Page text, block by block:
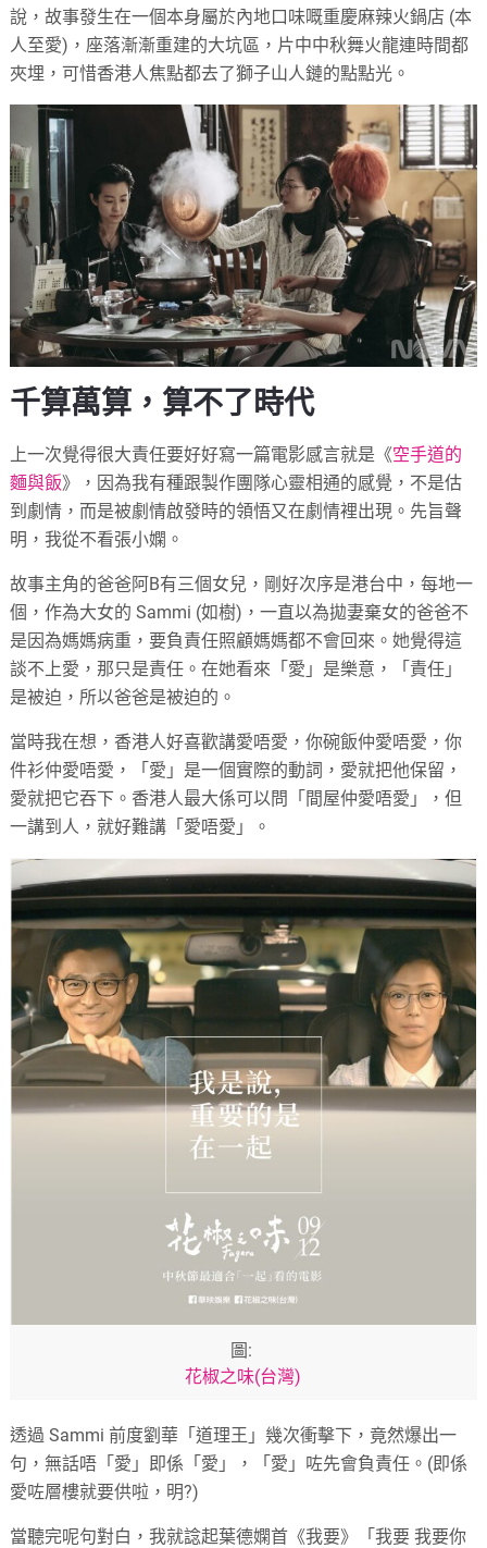
說，故事發生在一個本身屬於內地口味嘅重慶麻辣火鍋店 (本
人至愛)，座落漸漸重建的大坑區，片中中秋舞火龍連時間都
夾埋，可惜香港人焦點都去了獅子山人鏈的點點光。
千算萬算，算不了時代
上一次覺得很大責任要好好寫一篇電影感言就是《空手道的
麵與飯》，因為我有種跟製作團隊心靈相通的感覺，不是估
到劇情，而是被劇情啟發時的領悟又在劇情裡出現。先旨聲
明，我從不看張小嫻。
故事主角的爸爸阿B有三個女兒，剛好次序是港台中，每地一
個，作為大女的 Sammi (如樹)，一直以為拋妻棄女的爸爸不
是因為媽媽病重，要負責任照顧媽媽都不會回來。她覺得這
談不上愛，那只是責任。在她看來「愛」是樂意，「責任」
是被迫，所以爸爸是被迫的。
當時我在想，香港人好喜歡講愛唔愛，你碗飯仲愛唔愛，你
件衫仲愛唔愛，「愛」是一個實際的動詞，愛就把他保留，
愛就把它吞下。香港人最大係可以問「間屋仲愛唔愛」，但
一講到人，就好難講「愛唔愛」。
圖:
花椒之味(台灣)
透過 Sammi 前度劉華「道理王」幾次衝擊下，竟然爆出一
句，無話唔「愛」即係「愛」，「愛」咗先會負責任。(即係
愛咗層樓就要供啦，明?)
當聽完呢句對白，我就諗起葉德嫻首《我要》「我要 我要你